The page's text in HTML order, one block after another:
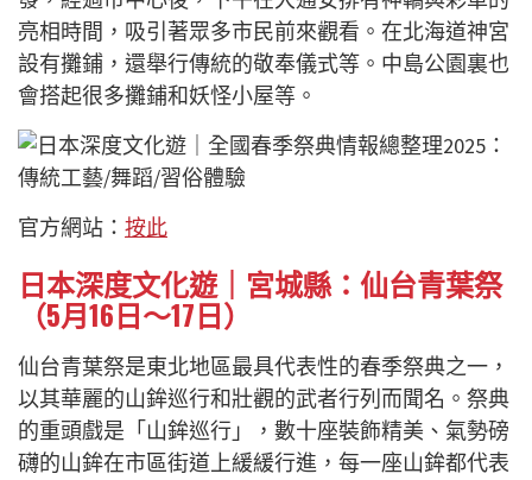
亮相時間，吸引著眾多市民前來觀看。在北海道神宮
設有攤鋪，還舉行傳統的敬奉儀式等。中島公園裏也
會搭起很多攤鋪和妖怪小屋等。
官方網站： 按此
日本深度文化遊｜宮城縣：仙台青葉祭
（5月16日～17日）
仙台青葉祭是東北地區最具代表性的春季祭典之一，
以其華麗的山鉾巡行和壯觀的武者行列而聞名。祭典
的重頭戲是「山鉾巡行」，數十座裝飾精美、氣勢磅
礴的山鉾在市區街道上緩緩行進，每一座山鉾都代表